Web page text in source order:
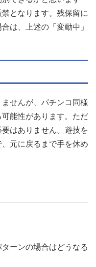
となります。残保留に
は、上述の「変動中」
せんが、パチンコ同様
能性があります。ただ
はありません。遊技を
元に戻るまで手を休め
ーンの場合はどうなる